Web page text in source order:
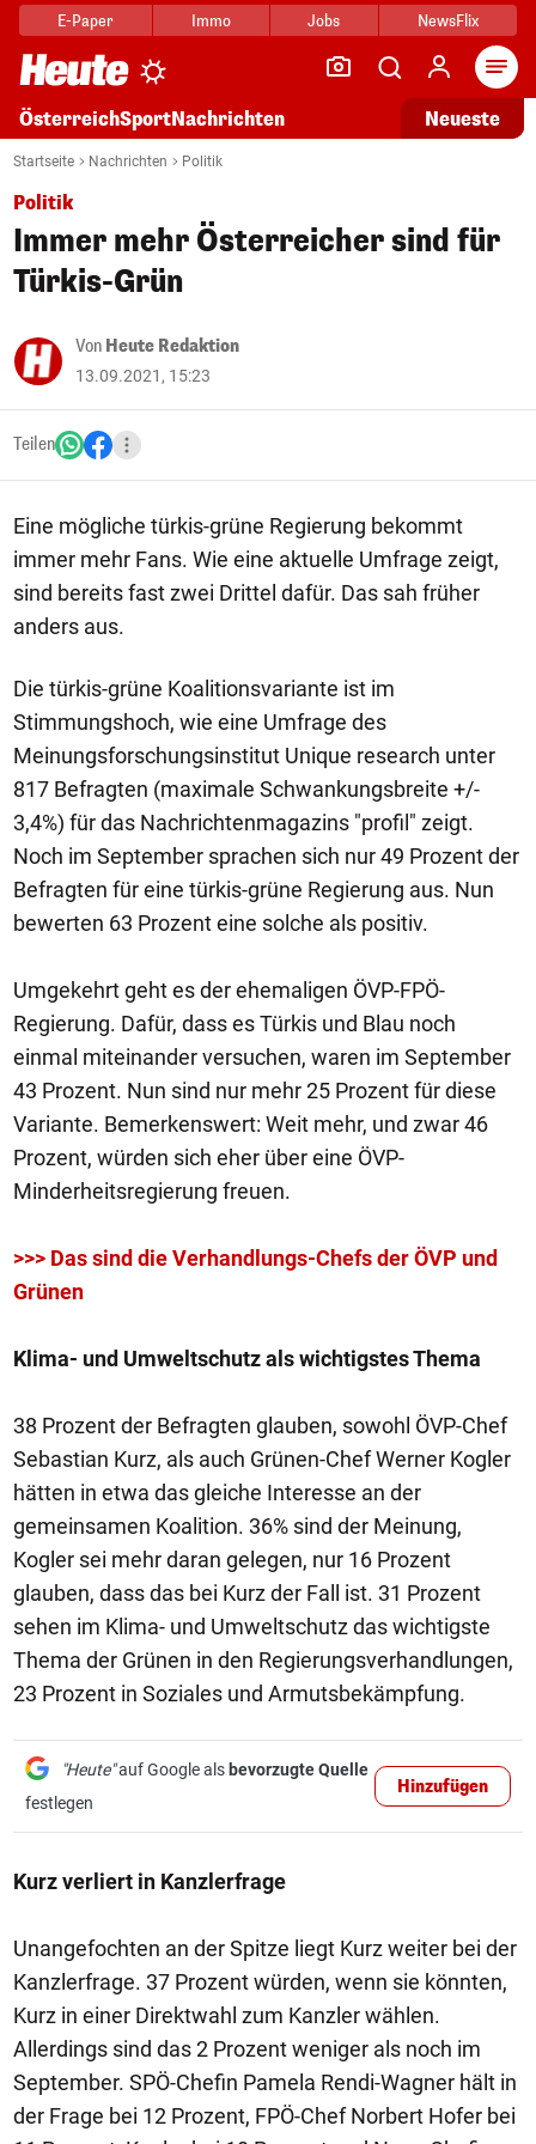
E-Paper Immo Jobs NewsFlix
ÖsterreichSportNachrichten Neueste
Startseite Nachrichten Politik
Politik
Immer mehr Österreicher sind für
Türkis-Grün
Von Heute Redaktion
13.09.2021, 15:23
Teilen
Eine mögliche türkis-grüne Regierung bekommt
immer mehr Fans. Wie eine aktuelle Umfrage zeigt,
sind bereits fast zwei Drittel dafür. Das sah früher
anders aus.
Die türkis-grüne Koalitionsvariante ist im
Stimmungshoch, wie eine Umfrage des
Meinungsforschungsinstitut Unique research unter
817 Befragten (maximale Schwankungsbreite +/-
3,4%) für das Nachrichtenmagazins "profil" zeigt.
Noch im September sprachen sich nur 49 Prozent der
Befragten für eine türkis-grüne Regierung aus. Nun
bewerten 63 Prozent eine solche als positiv.
Umgekehrt geht es der ehemaligen ÖVP-FPÖ-
Regierung. Dafür, dass es Türkis und Blau noch
einmal miteinander versuchen, waren im September
43 Prozent. Nun sind nur mehr 25 Prozent für diese
Variante. Bemerkenswert: Weit mehr, und zwar 46
Prozent, würden sich eher über eine ÖVP-
Minderheitsregierung freuen.
>>> Das sind die Verhandlungs-Chefs der ÖVP und
Grünen
Klima- und Umweltschutz als wichtigstes Thema
38 Prozent der Befragten glauben, sowohl ÖVP-Chef
Sebastian Kurz, als auch Grünen-Chef Werner Kogler
hätten in etwa das gleiche Interesse an der
gemeinsamen Koalition. 36% sind der Meinung,
Kogler sei mehr daran gelegen, nur 16 Prozent
glauben, dass das bei Kurz der Fall ist. 31 Prozent
sehen im Klima- und Umweltschutz das wichtigste
Thema der Grünen in den Regierungsverhandlungen,
23 Prozent in Soziales und Armutsbekämpfung.
"Heute"auf Google als bevorzugte Quelle
festlegen
Hinzufügen
Kurz verliert in Kanzlerfrage
Unangefochten an der Spitze liegt Kurz weiter bei der
Kanzlerfrage. 37 Prozent würden, wenn sie könnten,
Kurz in einer Direktwahl zum Kanzler wählen.
Allerdings sind das 2 Prozent weniger als noch im
September. SPÖ-Chefin Pamela Rendi-Wagner hält in
der Frage bei 12 Prozent, FPÖ-Chef Norbert Hofer bei